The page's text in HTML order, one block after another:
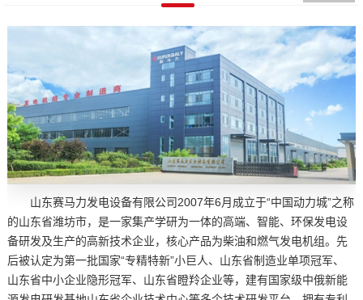
山东赛马力发电设备有限公司2007年6月成立于“中国动力城”之称
的山东省潍坊市，是一家集产学研为一体的高端、智能、环保发电设
备研发及生产的高新技术企业，核心产品为柴油和燃气发电机组。先
后被认定为第一批国家“专精特新”小巨人、山东省制造业单项冠军、
山东省中小企业隐形冠军、山东省瞪羚企业等，建有国家级中俄新能